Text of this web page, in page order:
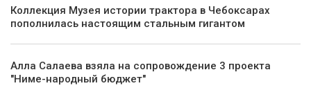
Коллекция Музея истории трактора в Чебоксарах
пополнилась настоящим стальным гигантом
Алла Салаева взяла на сопровождение 3 проекта
"Ниме-народный бюджет"